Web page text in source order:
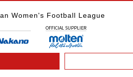
Women's Football League
OFFICIAL SUPPLIER